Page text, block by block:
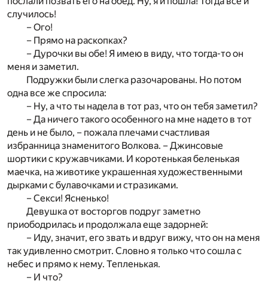
случилось!
– Ого!
– Прямо на раскопках?
– Дурочки вы обе! Я имею в виду, что тогда-то он
меня и заметил.
Подружки были слегка разочарованы. Но потом
одна все же спросила:
– Ну, а что ты надела в тот раз, что он тебя заметил?
– Да ничего такого особенного на мне надето в тот
день и не было, – пожала плечами счастливая
избранница знаменитого Волкова. – Джинсовые
шортики с кружавчиками. И коротенькая беленькая
маечка, на животике украшенная художественными
дырками с булавочками и стразиками.
– Секси! Ясненько!
Девушка от восторгов подруг заметно
приободрилась и продолжала еще задорней:
– Иду, значит, его звать и вдруг вижу, что он на меня
так удивленно смотрит. Словно я только что сошла с
небес и прямо к нему. Тепленькая.
– И что?